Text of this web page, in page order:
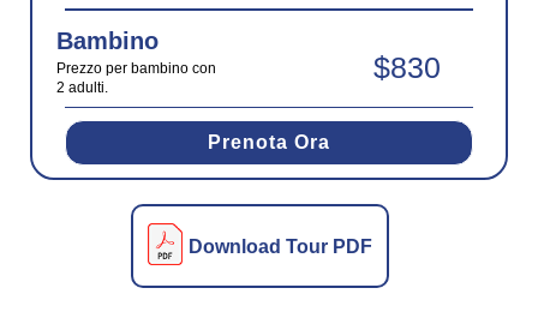
Bambino
Prezzo per bambino con
2 adulti.
$830
Prenota Ora
Download Tour PDF